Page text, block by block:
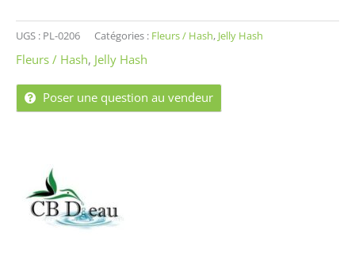
UGS : PL-0206 Catégories : Fleurs / Hash, Jelly Hash
Fleurs / Hash, Jelly Hash
Poser une question au vendeur